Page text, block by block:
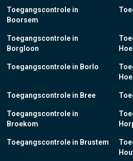
Toegangscontrole in
Boorsem
Toegangscontrole in
Borgloon
Toegangscontrole in Borlo
Toegangscontrole in Bree
Toegangscontrole in
Broekom
Toegangscontrole in Brustem